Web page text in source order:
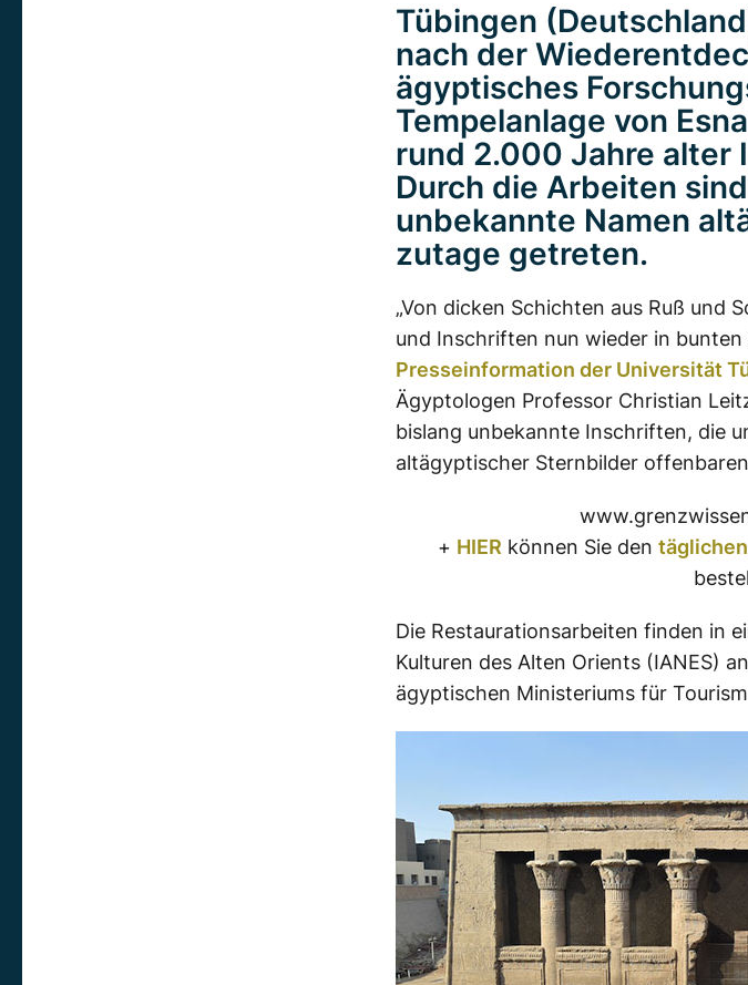
Tübingen
nach der
ägyptisches
Tempelanlage von Esna
rund 2.000 Jahre alter
Durch die Arbeiten
unbekannte Namen
zutage getreten.
„Von dicken Schichten aus Ruß und
und Inschriften nun wieder in
Presseinformation der Universität
Ägyptologen Professor Christian
bislang unbekannte Inschriften, die
altägyptischer Sternbilder
+ HIER können Sie den
Die Restaurationsarbeiten finden in
Kulturen des Alten Orients (IANES)
ägyptischen Ministeriums für